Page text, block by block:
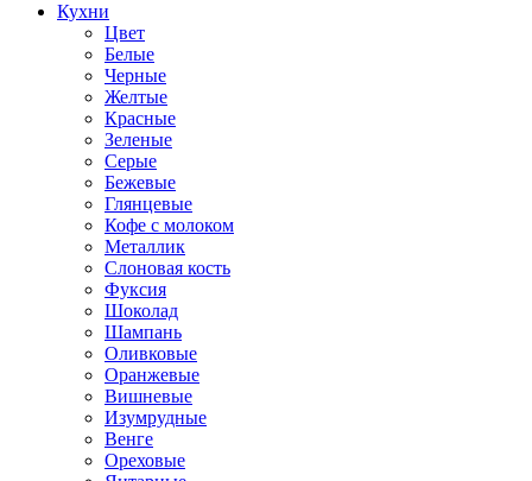
Кухни
Цвет
Белые
Черные
Желтые
Красные
Зеленые
Серые
Бежевые
Глянцевые
Кофе с молоком
Металлик
Слоновая кость
Фуксия
Шоколад
Шампань
Оливковые
Оранжевые
Вишневые
Изумрудные
Венге
Ореховые